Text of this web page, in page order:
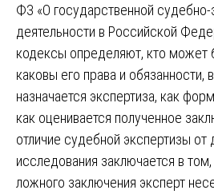
ФЗ «О государственной судебно-
деятельности в Российской
кодексы определяют, кто может
каковы его права и обязанности,
назначается экспертиза, как
как оценивается полученное
отличие судебной экспертизы от
исследования заключается в
ложного заключения эксперт